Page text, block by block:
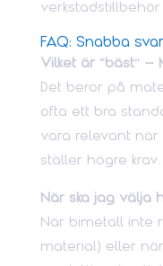
FAQ: Snabba
Vilket är “bäst” –
Det beror på
ofta ett bra
vara relevant
ställer högre krav.
När ska jag välja
När bimetall inte
material) eller